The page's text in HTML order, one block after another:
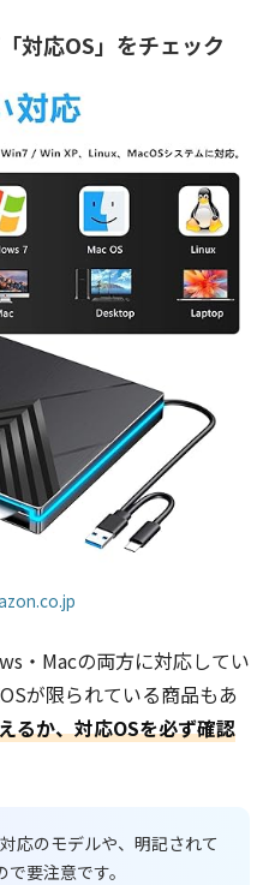
対応OS」をチェック
・Macの両方に対応してい
が限られている商品もあ
るか、対応OSを必ず確認
応のモデルや、明記されて
要注意です。